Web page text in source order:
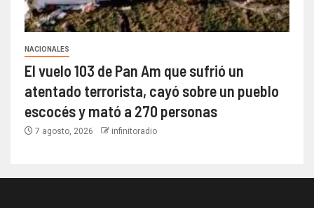
NACIONALES
El vuelo 103 de Pan Am que sufrió un
atentado terrorista, cayó sobre un pueblo
escocés y mató a 270 personas
7 agosto, 2026 infinitoradio